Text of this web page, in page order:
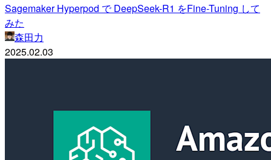
Sagemaker Hyperpod で DeepSeek-R1 をFine-Tuning して
みた
森田力
2025.02.03